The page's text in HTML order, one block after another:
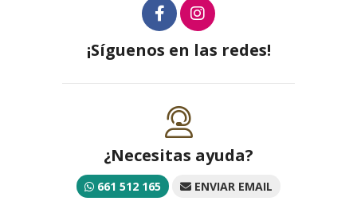
¡Síguenos en las redes!
¿Necesitas ayuda?
661 512 165 ENVIAR EMAIL